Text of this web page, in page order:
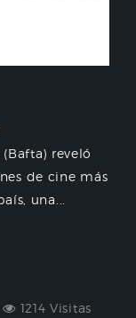
reveló
de cine más
una...
1214 Visitas